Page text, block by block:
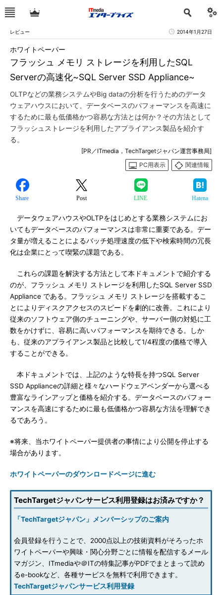
レビュー 2014年1月27日
フラッシュ メモリ ストレージを利用したSQL
Serverの高速化~SQL Server SSD Appliance~
ホワイトペーパー
OLTPなどの業務システムやBig dataの分析を行うためのデータ
ウェアハウスにおいて、データベースのパフォーマンスを高速に
するために最も低価格かつ容易な方法とは何か？その方法として
フラッシュストレージを利用したアプライアンス製品を紹介す
る。
[PR／ITmedia，TechTargetジャパン運営事務局]
PC用表示
関連情報
Share Post LINE Hatena
データウェアハウスやOLTPをはじめとする業務システムにお
いてもデータベースのパフォーマンスは非常に重要である。デー
タ量が増えることによるバッチ処理速度の低下や検索時間の冗長
化は企業にとって喫緊の課題である。
これらの課題を解決する方法として本ドキュメントで紹介する
のが、フラッシュ メモリ ストレージを利用したSQL Server SSD
Appliance である。フラッシュ メモリ ストレージを搭載するこ
とによりディスクアクセスのスピードを劇的に改善。これにより
従来のソフトウェア側のチューニングや、サーバー側の対処に工
数をかけずに、容易に高いパフォーマンスを期待できる。しか
も、従来のアプライアンス製品と比較して1/4程度の価格で導入
することができる。
本ドキュメントでは、上記のような特長を持つSQL Server
SSD Applianceの詳細と様々なハードウェアベンダーから選べる
豊富なラインアップと価格を紹介する。データベースのパフォー
マンスを高速にするために最も低価格かつ容易な方法を理解でき
るであろう。
※将来、当ホワイトペーパー提供者の事情により公開を停止する
場合があります。
ホワイトペーパーのダウンロードページに進む
TechTargetジャパンサービス利用登録はお済みですか？
「TechTargetジャパン」メンバーシップのご案内
会員登録を行うことで、2000点以上の技術資料がそろったホ
ワイトペーパーや興味・関心分野ごとに情報を配信するメール
マガジン、ITmediaや＠ITの特集記事がPDFでまとまって読め
るe-bookなど、各種サービスを無料で利用できます。
TechTargetジャパンサービス利用登録